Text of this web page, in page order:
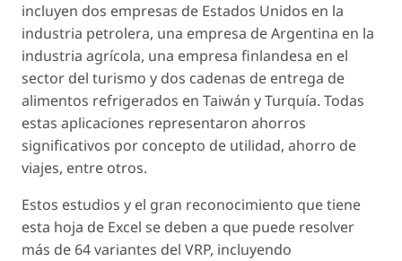
incluyen dos empresas de Estados Unidos en la
industria petrolera, una empresa de Argentina en la
industria agrícola, una empresa finlandesa en el
sector del turismo y dos cadenas de entrega de
alimentos refrigerados en Taiwán y Turquía. Todas
estas aplicaciones representaron ahorros
significativos por concepto de utilidad, ahorro de
viajes, entre otros.
Estos estudios y el gran reconocimiento que tiene
esta hoja de Excel se deben a que puede resolver
más de 64 variantes del VRP, incluyendo